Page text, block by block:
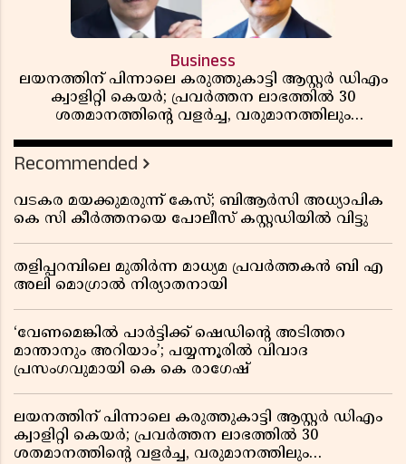
Business
ലയനത്തിന് പിന്നാലെ കരുത്തുകാട്ടി ആസ്റ്റർ ഡിഎം
ക്വാളിറ്റി കെയർ; പ്രവർത്തന ലാഭത്തിൽ 30
ശതമാനത്തിൻ്റെ വളർച്ച, വരുമാനത്തിലും
റിപ്പോർട്ട് പുറത്ത്
Recommended
വടകര മയക്കുമരുന്ന് കേസ്; ബിആർസി അധ്യാപിക
കെ സി കീർത്തനയെ പോലീസ് കസ്റ്റഡിയിൽ വിട്ടു
തളിപ്പറമ്പിലെ മുതിർന്ന മാധ്യമ പ്രവർത്തകൻ ബി എ
അലി മൊഗ്രാൽ നിര്യാതനായി
‘വേണമെങ്കിൽ പാർട്ടിക്ക് ഷെഡിൻ്റെ അടിത്തറ
മാന്താനും അറിയാം’; പയ്യന്നൂരിൽ വിവാദ
പ്രസംഗവുമായി കെ കെ രാഗേഷ്
ലയനത്തിന് പിന്നാലെ കരുത്തുകാട്ടി ആസ്റ്റർ ഡിഎം
ക്വാളിറ്റി കെയർ; പ്രവർത്തന ലാഭത്തിൽ 30
ശതമാനത്തിൻ്റെ വളർച്ച, വരുമാനത്തിലും